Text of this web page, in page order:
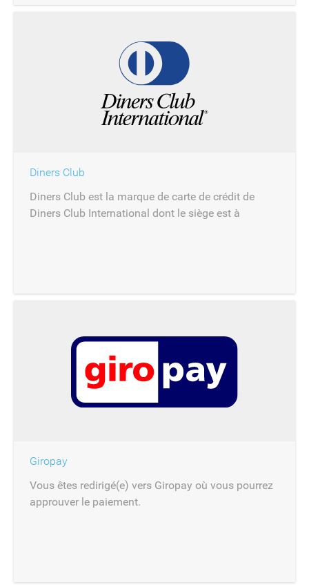
Diners Club
Diners Club est la marque de carte de crédit de
Diners Club International dont le siège est à
Giropay
Vous êtes redirigé(e) vers Giropay où vous pourrez
approuver le paiement.